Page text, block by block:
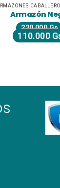
,
Armazón
220.000Gs
110.000